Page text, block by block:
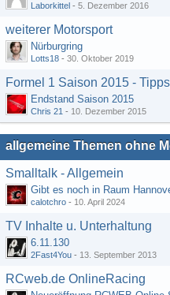
Laborkittel - 5. Dezember 2016
weiterer Motorsport
Nürburgring
Lotts18 - 30. Oktober 2019
Formel 1 Saison 2015 -
Endstand Saison 2015
Chris 21 - 10. Dezember 2015
allgemeine Themen ohne
Smalltalk - Allgemein
calotchro - 10. April 2024
TV Inhalte u. Unterhaltung
6.11.130
2Fast4You - 13. September 2013
RCweb.de OnlineRacing